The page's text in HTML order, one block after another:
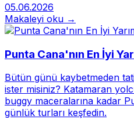
05.06.2026
Makaleyi oku →
Punta Cana'nın En İyi
Bütün günü kaybetmeden
ister misiniz? Katamaran
buggy maceralarına kadar
günlük turları keşfedin.